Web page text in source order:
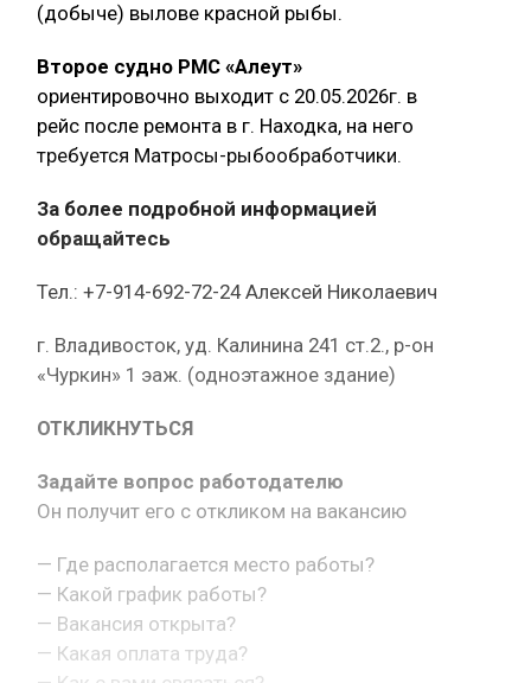
(добыче) вылове красной рыбы.
Второе судно РМС «Алеут»
ориентировочно выходит с 20.05.2026г. в
рейс после ремонта в г. Находка, на него
требуется Матросы-рыбообработчики.
За более подробной информацией
обращайтесь
Тел.: +7-914-692-72-24 Алексей Николаевич
г. Владивосток, уд. Калинина 241 ст.2., р-он
«Чуркин» 1 эаж. (одноэтажное здание)
ОТКЛИКНУТЬСЯ
Задайте вопрос работодателю
Он получит его с откликом на вакансию
— Где располагается место работы?
— Какой график работы?
— Вакансия открыта?
— Какая оплата труда?